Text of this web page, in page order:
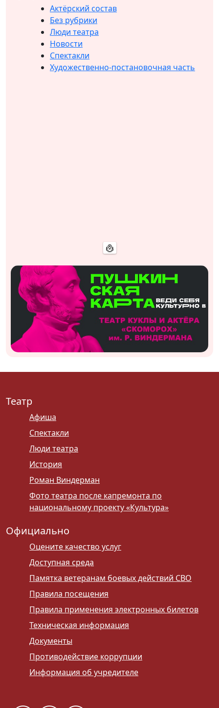
Актёрский состав
Без рубрики
Люди театра
Новости
Спектакли
Художественно-постановочная часть
Театр
Афиша
Спектакли
Люди театра
История
Роман Виндерман
Фото театра после капремонта по
национальному проекту «Культура»
Официально
Оцените качество услуг
Доступная среда
Памятка ветеранам боевых действий СВО
Правила посещения
Правила применения электронных билетов
Техническая информация
Документы
Противодействие коррупции
Информация об учредителе